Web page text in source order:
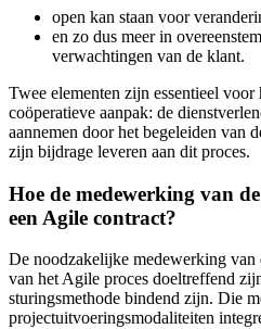
open kan staan voor
en zo dus meer in
verwachtingen van de klant.
Twee elementen zijn essentieel voor
coöperatieve aanpak: de
aannemen door het begeleiden van
zijn bijdrage leveren aan dit proces.
Hoe de medewerking van
een Agile contract?
De noodzakelijke medewerking van
van het Agile proces doeltreffend
sturingsmethode bindend zijn. Die
projectuitvoeringsmodaliteiten